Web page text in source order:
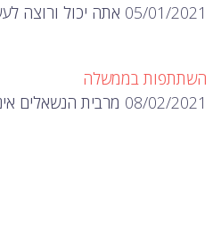
05/01/2021 אתה יכול ורוצה לעשות משהו כדי לעזור לעוצמה יהודית בתחילת מערכת הבחירות? הירשם, בבקשה, כאן:…
השתתפות בממשלה
08/02/2021 מרבית הנשאלים אינם רואים בכך בעיה, בניגוד לפוליטיקאים. אגב, לא עובדה,…